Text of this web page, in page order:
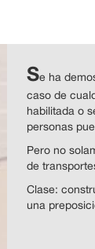
Se ha
caso de
habilitada o
personas
Pero no
de
Clase:
una